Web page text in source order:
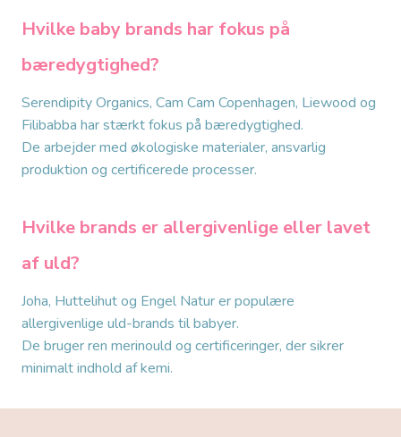
Hvilke baby brands har fokus på
bæredygtighed?
Serendipity Organics, Cam Cam Copenhagen, Liewood og
Filibabba har stærkt fokus på bæredygtighed.
De arbejder med økologiske materialer, ansvarlig
produktion og certificerede processer.
Hvilke brands er allergivenlige eller lavet
af uld?
Joha, Huttelihut og Engel Natur er populære
allergivenlige uld-brands til babyer.
De bruger ren merinould og certificeringer, der sikrer
minimalt indhold af kemi.